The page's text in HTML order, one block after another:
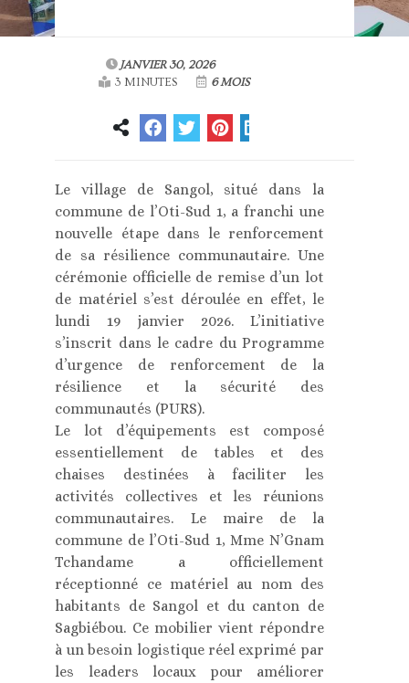
JANVIER 30, 2026
3 MINUTES
6 MOIS
Le village de Sangol, situé dans la
commune de l’Oti-Sud 1, a franchi une
nouvelle étape dans le renforcement
de sa résilience communautaire. Une
cérémonie officielle de remise d’un lot
de matériel s’est déroulée en effet, le
lundi 19 janvier 2026. L’initiative
s’inscrit dans le cadre du Programme
d’urgence de renforcement de la
résilience et la sécurité des
communautés (PURS).
Le lot d’équipements est composé
essentiellement de tables et des
chaises destinées à faciliter les
activités collectives et les réunions
communautaires. Le maire de la
commune de l’Oti-Sud 1, Mme N’Gnam
Tchandame a officiellement
réceptionné ce matériel au nom des
habitants de Sangol et du canton de
Sagbiébou. Ce mobilier vient répondre
à un besoin logistique réel exprimé par
les leaders locaux pour améliorer